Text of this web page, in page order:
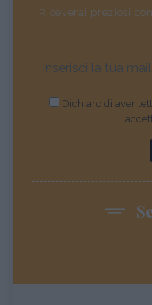
Riceverai preziosi
Dichiaro di aver